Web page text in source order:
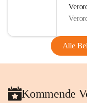
Alle
Kommende